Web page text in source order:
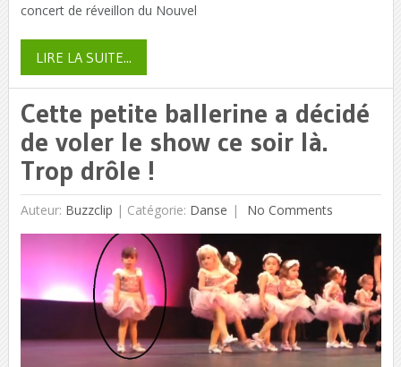
concert de réveillon du Nouvel
LIRE LA SUITE...
Cette petite ballerine a décidé
de voler le show ce soir là.
Trop drôle !
Auteur: Buzzclip | Catégorie: Danse No Comments